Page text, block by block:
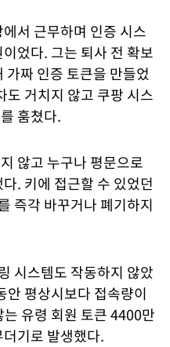
서 근무하며 인증 시스
었다. 그는 퇴사 전 확보
가짜 인증 토큰을 만들었
도 거치지 않고 쿠팡 시스
훔쳤다.
않고 누구나 평문으로
. 키에 접근할 수 있었던
즉각 바꾸거나 폐기하지
시스템도 작동하지 않았
안 평상시보다 접속량이
유령 회원 토큰 4400만
기로 발생했다.